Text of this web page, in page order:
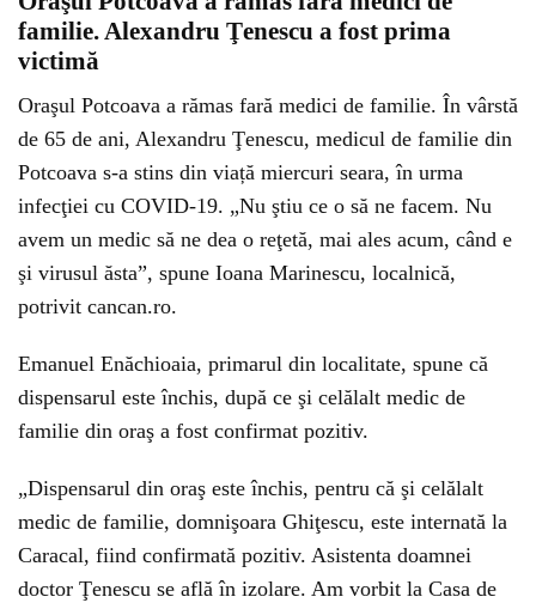
familie. Alexandru Ţenescu a fost prima
victimă
Oraşul Potcoava a rămas fară medici de familie. În vârstă
de 65 de ani, Alexandru Ţenescu, medicul de familie din
Potcoava s-a stins din viață miercuri seara, în urma
infecţiei cu COVID-19. „Nu ştiu ce o să ne facem. Nu
avem un medic să ne dea o reţetă, mai ales acum, când e
şi virusul ăsta”, spune Ioana Marinescu, localnică,
potrivit cancan.ro.
Emanuel Enăchioaia, primarul din localitate, spune că
dispensarul este închis, după ce şi celălalt medic de
familie din oraş a fost confirmat pozitiv.
„Dispensarul din oraş este închis, pentru că şi celălalt
medic de familie, domnişoara Ghiţescu, este internată la
Caracal, fiind confirmată pozitiv. Asistenta doamnei
doctor Ţenescu se află în izolare. Am vorbit la Casa de